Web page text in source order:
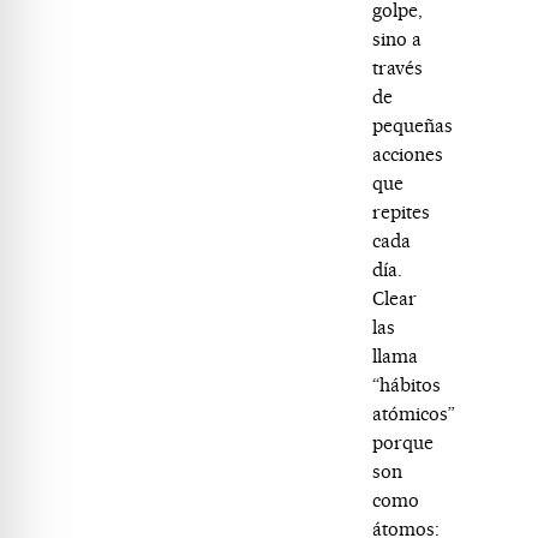
golpe,
sino a
través
de
pequeñas
acciones
que
repites
cada
día.
Clear
las
llama
“hábitos
atómicos”
porque
son
como
átomos: